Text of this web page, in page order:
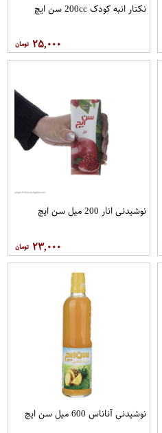
نکتار انبه کودک 200cc سن ايچ
۲۵,۰۰۰
نوشیدنی انار 200 میل سن ایچ
۲۳,۰۰۰
نوشیدنی آناناس 600 میل سن ایچ